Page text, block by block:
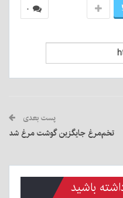
۰
پست بعدی
تخم‌مرغ جایگزین گوشت مرغ شد
باشید